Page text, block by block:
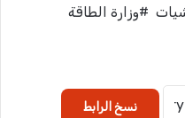
#وزارة الطاقة
نسخ الرابط